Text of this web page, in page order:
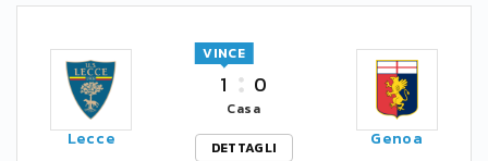
Lecce
1
VINCE
0
Casa
DETTAGLI
Genoa